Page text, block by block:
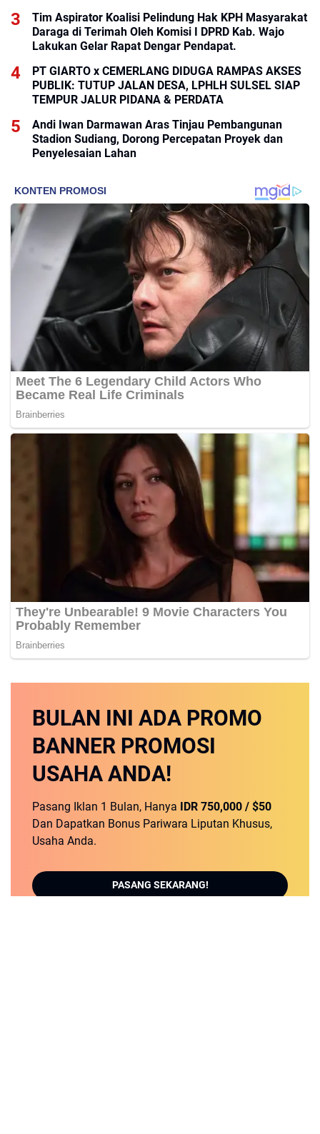
Tim Aspirator Koalisi Pelindung Hak KPH Masyarakat
Daraga di Terimah Oleh Komisi I DPRD Kab. Wajo
Lakukan Gelar Rapat Dengar Pendapat.
PT GIARTO x CEMERLANG DIDUGA RAMPAS AKSES
PUBLIK: TUTUP JALAN DESA, LPHLH SULSEL SIAP
TEMPUR JALUR PIDANA & PERDATA
Andi Iwan Darmawan Aras Tinjau Pembangunan
Stadion Sudiang, Dorong Percepatan Proyek dan
Penyelesaian Lahan
BULAN INI ADA PROMO
BANNER PROMOSI
USAHA ANDA!
Pasang Iklan 1 Bulan, Hanya IDR 750,000 / $50
Dan Dapatkan Bonus Pariwara Liputan Khusus,
Usaha Anda.
PASANG SEKARANG!